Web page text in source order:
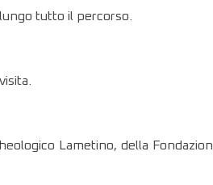
tutto il percorso.
Lametino, della